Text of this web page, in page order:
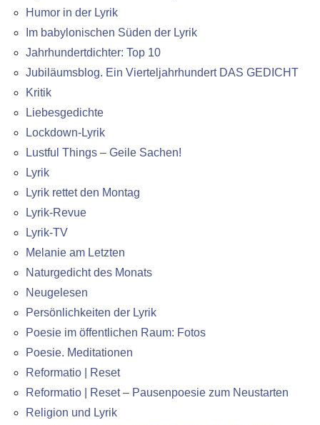
Humor in der Lyrik
Im babylonischen Süden der Lyrik
Jahrhundertdichter: Top 10
Jubiläumsblog. Ein Vierteljahrhundert DAS GEDICHT
Kritik
Liebesgedichte
Lockdown-Lyrik
Lustful Things – Geile Sachen!
Lyrik
Lyrik rettet den Montag
Lyrik-Revue
Lyrik-TV
Melanie am Letzten
Naturgedicht des Monats
Neugelesen
Persönlichkeiten der Lyrik
Poesie im öffentlichen Raum: Fotos
Poesie. Meditationen
Reformatio | Reset
Reformatio | Reset – Pausenpoesie zum Neustarten
Religion und Lyrik